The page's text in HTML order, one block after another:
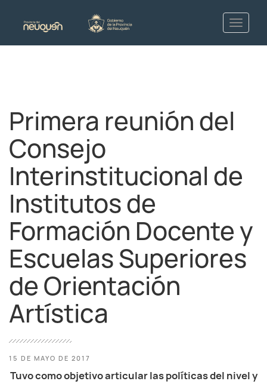
Primera reunión del
Consejo
Interinstitucional de
Institutos de
Formación Docente y
Escuelas Superiores
de Orientación
Artística
15 DE MAYO DE 2017
Tuvo como objetivo articular las políticas del nivel y